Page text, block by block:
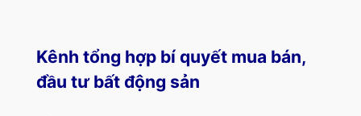
Kênh tổng hợp bí quyết mua bán,
đầu tư bất động sản